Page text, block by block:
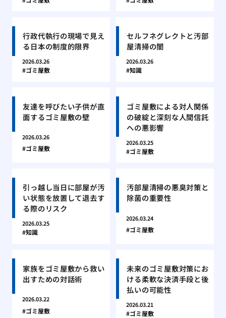
行政代執行の現場で見え
る日本の制度的限界
2026.03.26
ゴミ屋敷
セルフネグレクトと汚部
屋清掃の闇
2026.03.26
知識
友達を呼びたい子供が直
面するゴミ屋敷の壁
2026.03.26
ゴミ屋敷
ゴミ屋敷による対人関係
の破綻と深刻な人間信託
への悪影響
2026.03.25
ゴミ屋敷
引っ越し当日に部屋が汚
い状態を放置して退去す
る際のリスク
2026.03.25
知識
汚部屋清掃の悪臭対策と
除菌の重要性
2026.03.24
ゴミ屋敷
家族をゴミ屋敷から救い
出すための対話術
2026.03.22
ゴミ屋敷
未来のゴミ屋敷対策にお
ける柔軟な決済手段と後
払いの可能性
2026.03.21
ゴミ屋敷